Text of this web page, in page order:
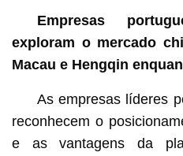
Empresas
exploram o mercado
Macau e Hengqin
As empresas líderes
reconhecem o
e as vantagens da